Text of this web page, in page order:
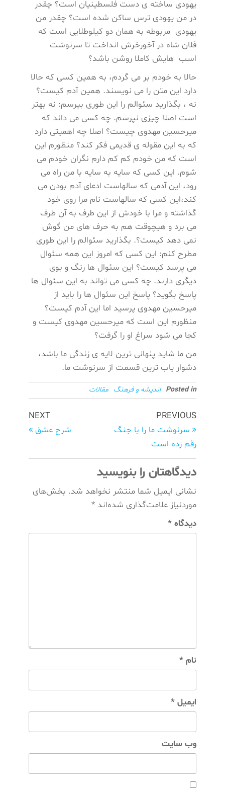
یهودی ساخته ی دست فلسطینیان است؟ چقدر
در من یهودی ترس ساکن شده است؟ چقدر من
یهودی مربوطه به همان دو کیلوطلایی است که
فلان شاه در آخورخرش انداخت تا سرنوشت
اسب هایش کاملا روشن باشد؟
حالا به خودم بر می گردم، به همین کسی که حالا
دارد این متن را می نویسند. همین آدم کیست؟
نه ، بگذارید سئوالم را این طوری بپرسم: نه بهتر
است اصلا چیزی نپرسم. چه کسی می داند که
میرحسین مهدوی چیست؟ اصلا چه اهمیتی دارد
که به این مقوله ی قدیمی فکر کند؟ منظورم این
است که من خودم کم کم دارم نگران خودم می
شوم. این کسی که سایه به سایه با من راه می
رود، این آدمی که سالهاست ادعای آدم بودن می
کند،این کسی که سالهاست نام مرا روی خود
گذاشته و مرا با خودش از این طرف به آن طرف
می برد و هیچوقت هم به حرف های من گوش
نمی دهد کیست؟. بگذارید سئوالم را این طوری
مطرح کنم: این کسی که امروز این همه سئوال
می پرسد کیست؟ این سئوال ها رنگ و بوی
دیگری دارند. چه کسی می تواند به این سئوال ها
پاسخ بگوید؟ پاسخ این سئوال ها را باید از
میرحسین مهدوی پرسید اما این آدم کیست؟
منظورم این است که میرحسین مهدوی کیست و
کجا می شود سراغ او را گرفت؟
من ما شاید پنهانی ترین لایه ی زندگی ما باشد،
دشوار یاب ترین قسمت از سرنوشت ما.
Posted in اندیشه و فرهنگ مقالات
PREVIOUS
سرنوشت ما را با جنگ
رقم زده است
NEXT
شرح عشق
دیدگاهتان را بنویسید
نشانی ایمیل شما منتشر نخواهد شد. بخش‌های
موردنیاز علامت‌گذاری شده‌اند *
دیدگاه *
نام *
ایمیل *
وب‌ سایت